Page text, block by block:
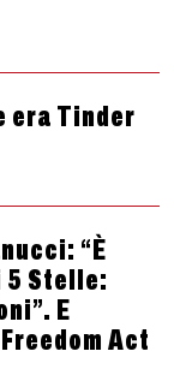
era Tinder
“È
5 Stelle:
E
Act